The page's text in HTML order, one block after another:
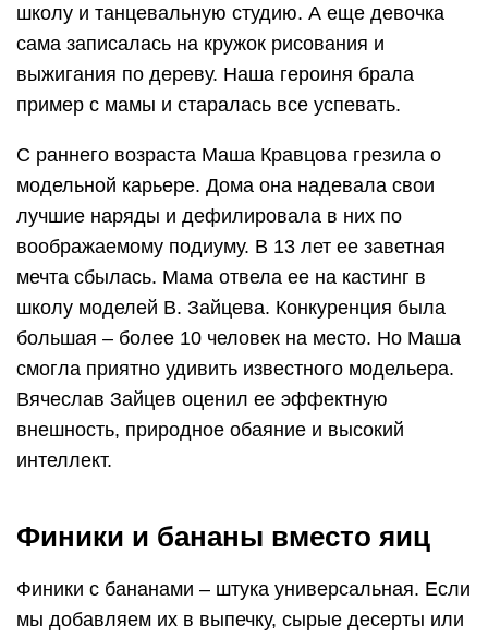
школу и танцевальную студию. А еще девочка
сама записалась на кружок рисования и
выжигания по дереву. Наша героиня брала
пример с мамы и старалась все успевать.
С раннего возраста Маша Кравцова грезила о
модельной карьере. Дома она надевала свои
лучшие наряды и дефилировала в них по
воображаемому подиуму. В 13 лет ее заветная
мечта сбылась. Мама отвела ее на кастинг в
школу моделей В. Зайцева. Конкуренция была
большая – более 10 человек на место. Но Маша
смогла приятно удивить известного модельера.
Вячеслав Зайцев оценил ее эффектную
внешность, природное обаяние и высокий
интеллект.
Финики и бананы вместо яиц
Финики с бананами – штука универсальная. Если
мы добавляем их в выпечку, сырые десерты или